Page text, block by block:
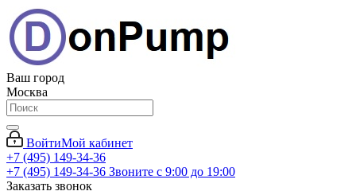
Ваш город
Москва
ВойтиМой кабинет
+7 (495) 149-34-36
+7 (495) 149-34-36 Звоните с 9:00 до 19:00
Заказать звонок